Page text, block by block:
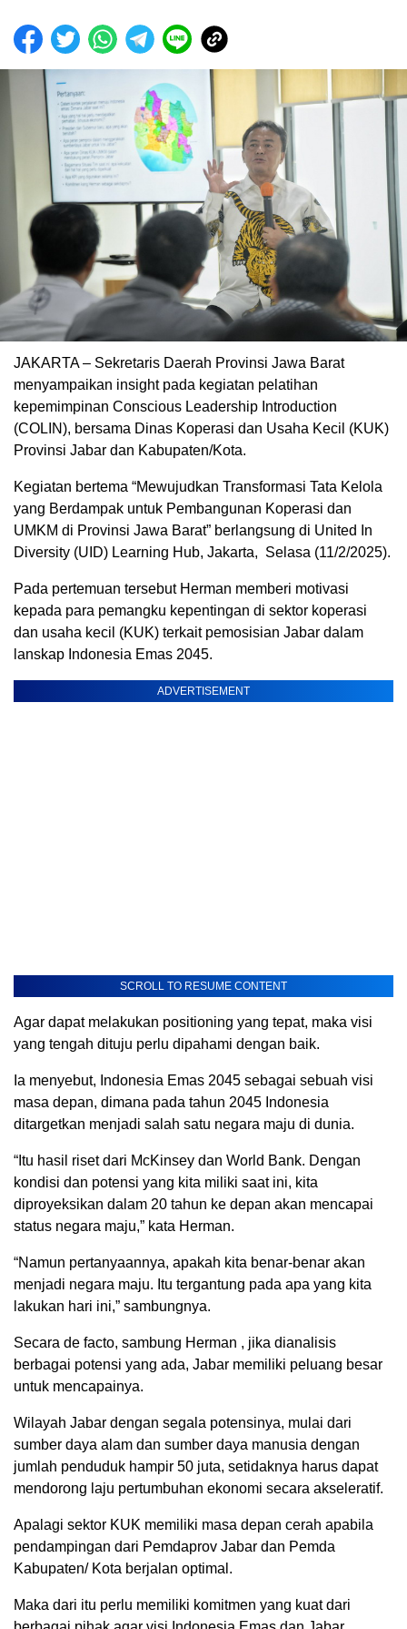
JAKARTA – Sekretaris Daerah Provinsi Jawa Barat
menyampaikan insight pada kegiatan pelatihan
kepemimpinan Conscious Leadership Introduction
(COLIN), bersama Dinas Koperasi dan Usaha Kecil (KUK)
Provinsi Jabar dan Kabupaten/Kota.
Kegiatan bertema “Mewujudkan Transformasi Tata Kelola
yang Berdampak untuk Pembangunan Koperasi dan
UMKM di Provinsi Jawa Barat” berlangsung di United In
Diversity (UID) Learning Hub, Jakarta, Selasa (11/2/2025).
Pada pertemuan tersebut Herman memberi motivasi
kepada para pemangku kepentingan di sektor koperasi
dan usaha kecil (KUK) terkait pemosisian Jabar dalam
lanskap Indonesia Emas 2045.
ADVERTISEMENT
SCROLL TO RESUME CONTENT
Agar dapat melakukan positioning yang tepat, maka visi
yang tengah dituju perlu dipahami dengan baik.
Ia menyebut, Indonesia Emas 2045 sebagai sebuah visi
masa depan, dimana pada tahun 2045 Indonesia
ditargetkan menjadi salah satu negara maju di dunia.
“Itu hasil riset dari McKinsey dan World Bank. Dengan
kondisi dan potensi yang kita miliki saat ini, kita
diproyeksikan dalam 20 tahun ke depan akan mencapai
status negara maju,” kata Herman.
“Namun pertanyaannya, apakah kita benar-benar akan
menjadi negara maju. Itu tergantung pada apa yang kita
lakukan hari ini,” sambungnya.
Secara de facto, sambung Herman , jika dianalisis
berbagai potensi yang ada, Jabar memiliki peluang besar
untuk mencapainya.
Wilayah Jabar dengan segala potensinya, mulai dari
sumber daya alam dan sumber daya manusia dengan
jumlah penduduk hampir 50 juta, setidaknya harus dapat
mendorong laju pertumbuhan ekonomi secara akseleratif.
Apalagi sektor KUK memiliki masa depan cerah apabila
pendampingan dari Pemdaprov Jabar dan Pemda
Kabupaten/ Kota berjalan optimal.
Maka dari itu perlu memiliki komitmen yang kuat dari